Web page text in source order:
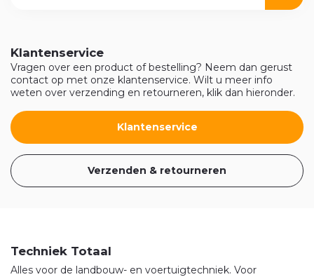
Klantenservice
Vragen over een product of bestelling? Neem dan gerust
contact op met onze klantenservice. Wilt u meer info
weten over verzending en retourneren, klik dan hieronder.
Klantenservice
Verzenden & retourneren
Techniek Totaal
Alles voor de landbouw- en voertuigtechniek. Voor